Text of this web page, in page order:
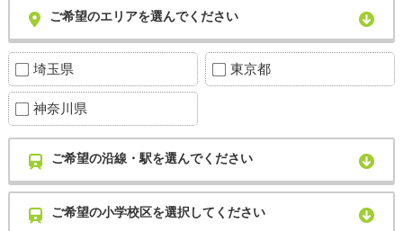
ご希望のエリアを選んでください
埼玉県 東京都
神奈川県
ご希望の沿線・駅を選んでください
ご希望の小学校区を選択してください